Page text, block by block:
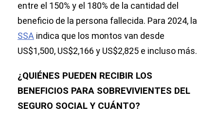
entre el 150% y el 180% de la cantidad del
beneficio de la persona fallecida. Para 2024, la
SSA indica que los montos van desde
US$1,500, US$2,166 y US$2,825 e incluso más.
¿QUIÉNES PUEDEN RECIBIR LOS
BENEFICIOS PARA SOBREVIVIENTES DEL
SEGURO SOCIAL Y CUÁNTO?